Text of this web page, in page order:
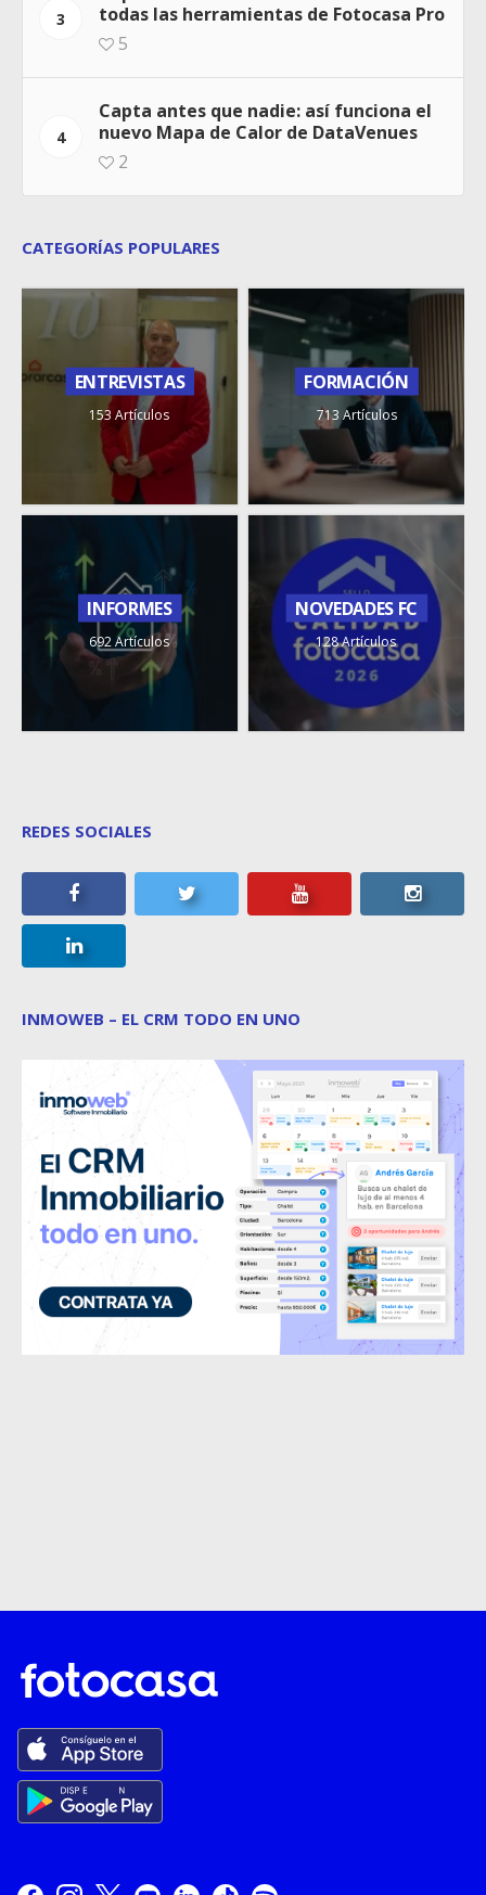
3
todas las herramientas de Fotocasa Pro
5
4
Capta antes que nadie: así funciona el
nuevo Mapa de Calor de DataVenues
2
CATEGORÍAS POPULARES
ENTREVISTAS
153 Artículos
FORMACIÓN
713 Artículos
INFORMES
692 Artículos
NOVEDADES FC
128 Artículos
REDES SOCIALES
INMOWEB – EL CRM TODO EN UNO